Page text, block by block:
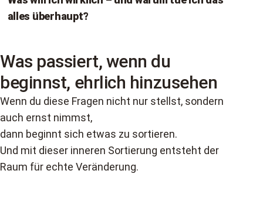
alles überhaupt?
Was passiert, wenn du
beginnst, ehrlich hinzusehen
Wenn du diese Fragen nicht nur stellst, sondern
auch ernst nimmst,
dann beginnt sich etwas zu sortieren.
Und mit dieser inneren Sortierung entsteht der
Raum für echte Veränderung.